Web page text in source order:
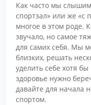
Как часто мы
спортзал» или же «с
многое в этом роде.
звучало, но самое
для самих себя. Мы
близких, решать
уделить себе хотя
здоровье нужно
давайте для начала
спортом.